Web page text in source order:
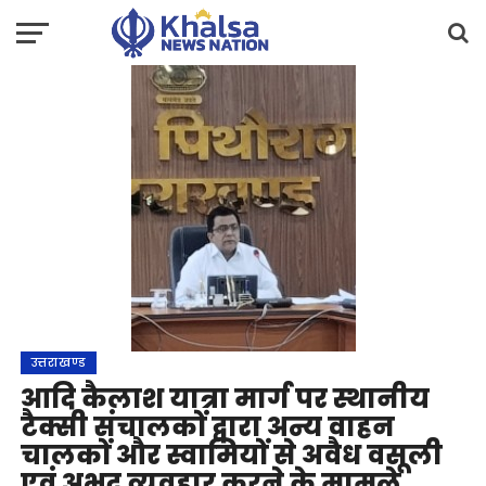
उत्तराखण्ड
आदि कैलाश यात्रा मार्ग पर स्थानीय
टैक्सी संचालकों द्वारा अन्य वाहन
चालकों और स्वामियों से अवैध वसूली